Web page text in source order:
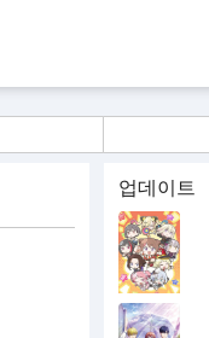
업데이트